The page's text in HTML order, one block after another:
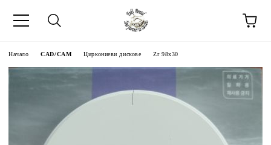
Начало CAD/CAM Циркониеви дискове Zr 98x30